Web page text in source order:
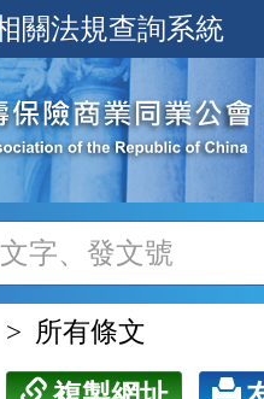
關法規查詢系統
所有條文